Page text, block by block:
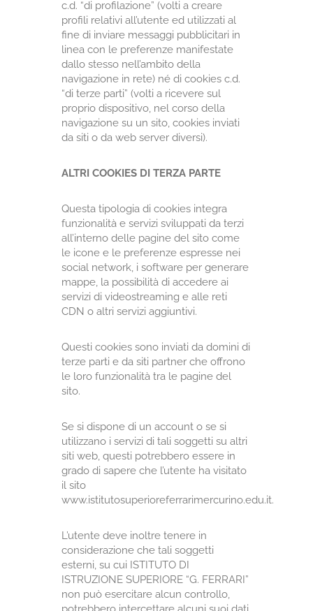
c.d. “di profilazione” (volti a creare
profili relativi all’utente ed utilizzati al
fine di inviare messaggi pubblicitari in
linea con le preferenze manifestate
dallo stesso nell’ambito della
navigazione in rete) né di cookies c.d.
“di terze parti” (volti a ricevere sul
proprio dispositivo, nel corso della
navigazione su un sito, cookies inviati
da siti o da web server diversi).
ALTRI COOKIES DI TERZA PARTE
Questa tipologia di cookies integra
funzionalità e servizi sviluppati da terzi
all’interno delle pagine del sito come
le icone e le preferenze espresse nei
social network, i software per generare
mappe, la possibilità di accedere ai
servizi di videostreaming e alle reti
CDN o altri servizi aggiuntivi.
Questi cookies sono inviati da domini di
terze parti e da siti partner che offrono
le loro funzionalità tra le pagine del
sito.
Se si dispone di un account o se si
utilizzano i servizi di tali soggetti su altri
siti web, questi potrebbero essere in
grado di sapere che l’utente ha visitato
il sito
www.istitutosuperioreferrarimercurino.edu.it.
L’utente deve inoltre tenere in
considerazione che tali soggetti
esterni, su cui ISTITUTO DI
ISTRUZIONE SUPERIORE “G. FERRARI”
non può esercitare alcun controllo,